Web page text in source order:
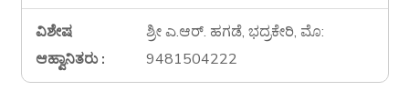
ವಿಶೇಷ
ಆಹ್ವಾನಿತರು :
ಶ್ರೀ ಎ.ಆರ್. ಹಗಡೆ, ಭದ್ರಕೇರಿ, ಮೊ:
9481504222